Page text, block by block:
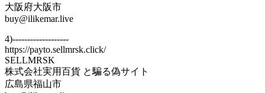
大阪府大阪市
buy@ilikemar.live
4)-------------------
https://payto.sellmrsk.click/
SELLMRSK
株式会社実用百貨 と騙る偽サイト
広島県福山市